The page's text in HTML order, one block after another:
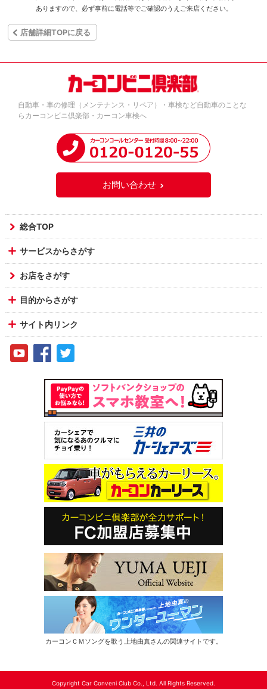
ありますので、必ず事前に電話等でご確認のうえご来店ください。
店舗詳細TOPに戻る
自動車・車の修理（メンテナンス・リペア）・車検など自動車のことな
らカーコンビニ倶楽部・カーコン車検へ
お問い合わせ
総合TOP
サービスからさがす
お店をさがす
目的からさがす
サイト内リンク
カーコンＣＭソングを歌う上地由真さんの関連サイトです。
Copyright Car Conveni Club Co., Ltd. All Rights Reserved.